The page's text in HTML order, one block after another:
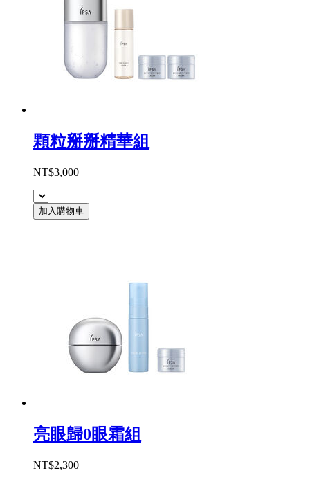
顆粒掰掰精華組
NT$3,000
加入購物車
亮眼歸0眼霜組
NT$2,300